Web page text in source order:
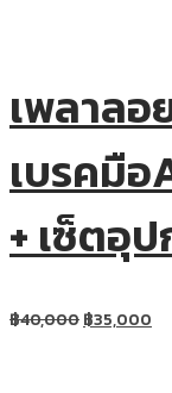
เพลาลอ
เบรคมือ
+ เซ็ตอุ
฿40,000฿35,000